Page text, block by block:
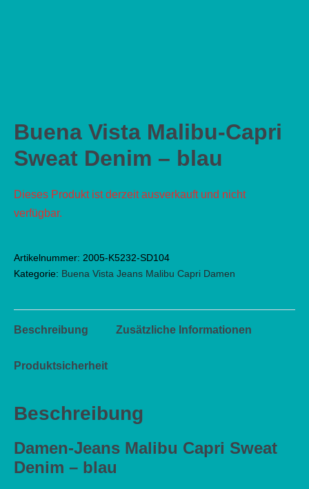
Buena Vista Malibu-Capri
Sweat Denim – blau
Dieses Produkt ist derzeit ausverkauft und nicht
verfügbar.
Artikelnummer: 2005-K5232-SD104
Kategorie: Buena Vista Jeans Malibu Capri Damen
Beschreibung Zusätzliche Informationen
Produktsicherheit
Beschreibung
Damen-Jeans Malibu Capri Sweat
Denim – blau